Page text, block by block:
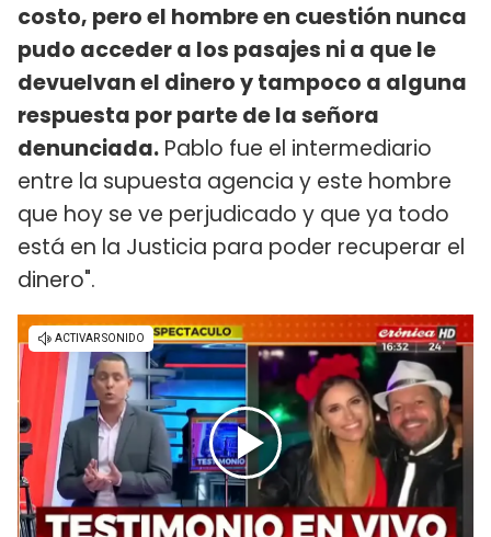
costo, pero el hombre en cuestión nunca
pudo acceder a los pasajes ni a que le
devuelvan el dinero y tampoco a alguna
respuesta por parte de la señora
denunciada. Pablo fue el intermediario
entre la supuesta agencia y este hombre
que hoy se ve perjudicado y que ya todo
está en la Justicia para poder recuperar el
dinero".